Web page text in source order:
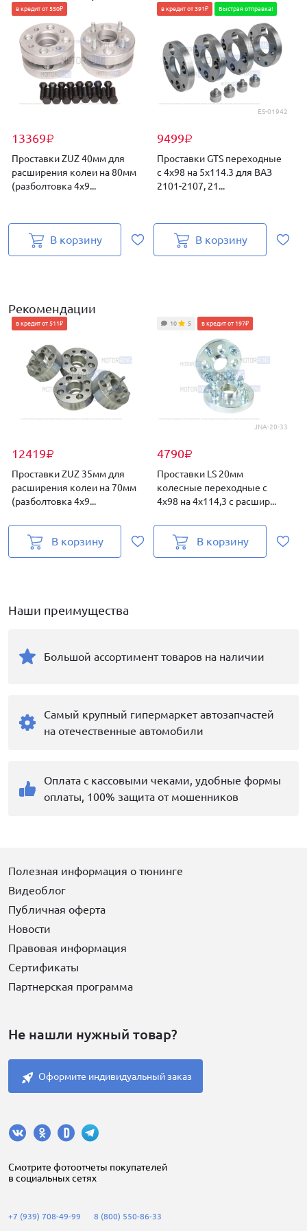
13369₽
в кредит от 550₽
Проставки ZUZ 40мм для
расширения колеи на 80мм
(разболтовка 4х9...
В корзину
ES-01942
9499₽
в кредит от 391₽ Быстрая отправка!
Проставки GTS переходные
с 4х98 на 5х114.3 для ВАЗ
2101-2107, 21...
В корзину
Рекомендации
12419₽
в кредит от 511₽
Проставки ZUZ 35мм для
расширения колеи на 70мм
(разболтовка 4х9...
В корзину
JNA-20-33
4790₽
10 5 в кредит от 197₽
Проставки LS 20мм
колесные переходные с
4х98 на 4х114,3 с расшир...
В корзину
Наши преимущества
Большой ассортимент товаров на наличии
Самый крупный гипермаркет автозапчастей
на отечественные автомобили
Оплата с кассовыми чеками, удобные формы
оплаты, 100% защита от мошенников
Полезная информация о тюнинге
Видеоблог
Публичная оферта
Новости
Правовая информация
Сертификаты
Партнерская программа
Не нашли нужный товар?
Оформите индивидуальный заказ
Cмотрите фотоотчеты покупателей
в социальных сетях
+7 (939) 708-49-99 8 (800) 550-86-33